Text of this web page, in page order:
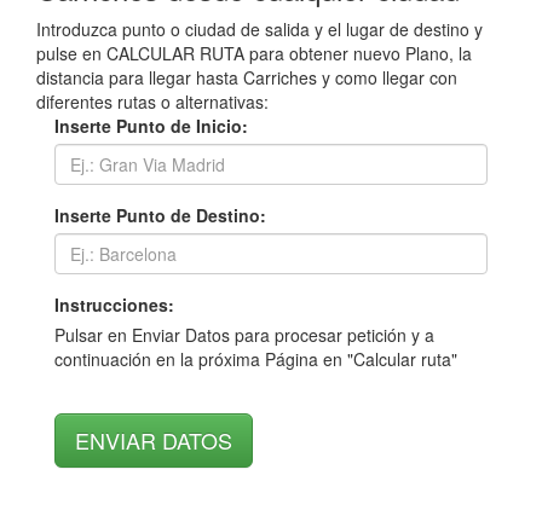
Introduzca punto o ciudad de salida y el lugar de destino y
pulse en CALCULAR RUTA para obtener nuevo Plano, la
distancia para llegar hasta Carriches y como llegar con
diferentes rutas o alternativas:
Inserte Punto de Inicio:
Inserte Punto de Destino:
Instrucciones:
Pulsar en Enviar Datos para procesar petición y a
continuación en la próxima Página en "Calcular ruta"